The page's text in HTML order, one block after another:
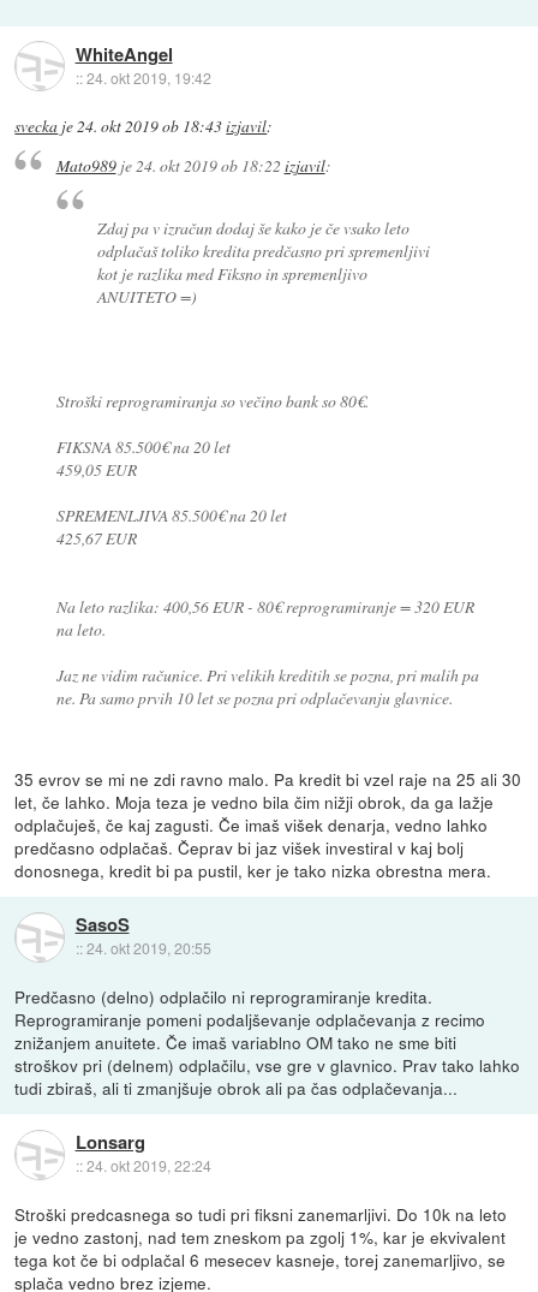
WhiteAngel
::24. okt 2019, 19:42
svecka je24. okt 2019 ob 18:43izjavil:
Mato989je24. okt 2019 ob 18:22 izjavil:
Zdaj pa v izračun dodaj še kako je če vsako leto
odplačaš toliko kredita predčasno pri spremenljivi
kot je razlika med Fiksno in spremenljivo
ANUITETO =)
Stroški reprogramiranja so večino bank so 80€.
FIKSNA 85.500€ na 20 let
459,05 EUR
SPREMENLJIVA 85.500€ na 20 let
425,67 EUR
Na leto razlika: 400,56 EUR - 80€ reprogramiranje = 320 EUR
na leto.
Jaz ne vidim računice. Pri velikih kreditih se pozna, pri malih pa
ne. Pa samo prvih 10 let se pozna pri odplačevanju glavnice.
35 evrov se mi ne zdi ravno malo. Pa kredit bi vzel raje na 25 ali 30
let, če lahko. Moja teza je vedno bila čim nižji obrok, da ga lažje
odplačuješ, če kaj zagusti. Če imaš višek denarja, vedno lahko
predčasno odplačaš. Čeprav bi jaz višek investiral v kaj bolj
donosnega, kredit bi pa pustil, ker je tako nizka obrestna mera.
SasoS
::24. okt 2019, 20:55
Predčasno (delno) odplačilo ni reprogramiranje kredita.
Reprogramiranje pomeni podaljševanje odplačevanja z recimo
znižanjem anuitete. Če imaš variablno OM tako ne sme biti
stroškov pri (delnem) odplačilu, vse gre v glavnico. Prav tako lahko
tudi zbiraš, ali ti zmanjšuje obrok ali pa čas odplačevanja...
Lonsarg
::24. okt 2019, 22:24
Stroški predcasnega so tudi pri fiksni zanemarljivi. Do 10k na leto
je vedno zastonj, nad tem zneskom pa zgolj 1%, kar je ekvivalent
tega kot če bi odplačal 6 mesecev kasneje, torej zanemarljivo, se
splača vedno brez izjeme.